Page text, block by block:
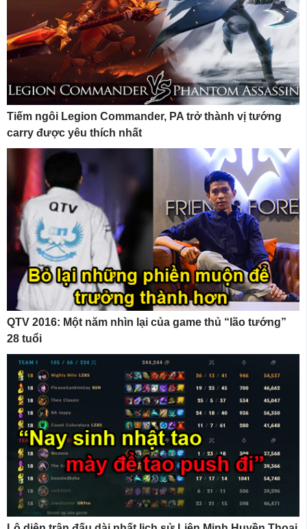
Tiếm ngôi Legion Commander, PA trở thành vị tướng
carry được yêu thích nhất
QTV 2016: Một năm nhìn lại của game thủ “lão tướng”
28 tuổi